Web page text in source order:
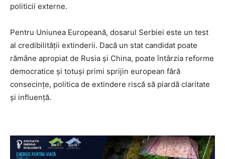
politicii externe.
Pentru Uniunea Europeană, dosarul Serbiei este un test
al credibilității extinderii. Dacă un stat candidat poate
rămâne apropiat de Rusia și China, poate întârzia reforme
democratice și totuși primi sprijin european fără
consecințe, politica de extindere riscă să piardă claritate
și influență.